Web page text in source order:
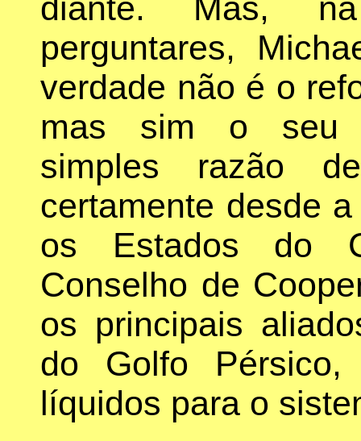
diante. Mas,
perguntares,
verdade não é o
mas sim o seu
simples razão
certamente desde
os Estados do
Conselho de
os principais
do Golfo Pérsico,
líquidos para o